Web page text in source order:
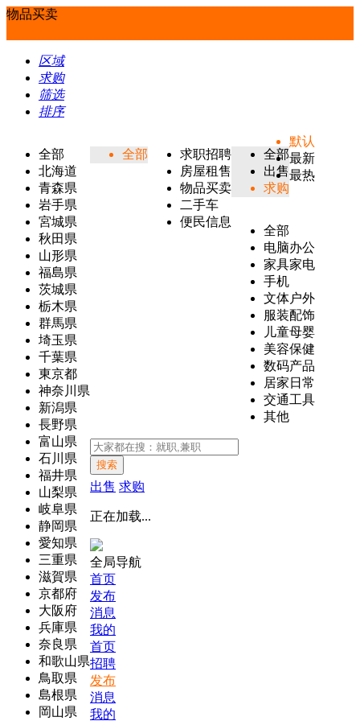
物品买卖
区域
求购
筛选
排序
全部
北海道
青森県
岩手県
宮城県
秋田県
山形県
福島県
茨城県
栃木県
群馬県
埼玉県
千葉県
東京都
神奈川県
新潟県
長野県
富山県
石川県
福井県
山梨県
岐阜県
静岡県
愛知県
三重県
滋賀県
京都府
大阪府
兵庫県
奈良県
和歌山県
鳥取県
島根県
岡山県
全部
求职招聘
房屋租售
物品买卖
二手车
便民信息
全部
出售
求购
全部
电脑办公
家具家电
手机
文体户外
服装配饰
儿童母婴
美容保健
数码产品
居家日常
交通工具
其他
默认
最新
最热
搜索
出售 求购
正在加载...
全局导航
首页
发布
消息
我的
首页
招聘
发布
消息
我的